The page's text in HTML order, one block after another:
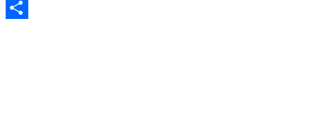
Twitter